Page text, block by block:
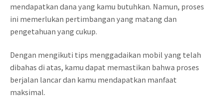
mendapatkan dana yang kamu butuhkan. Namun, proses
ini memerlukan pertimbangan yang matang dan
pengetahuan yang cukup.
Dengan mengikuti tips menggadaikan mobil yang telah
dibahas di atas, kamu dapat memastikan bahwa proses
berjalan lancar dan kamu mendapatkan manfaat
maksimal.